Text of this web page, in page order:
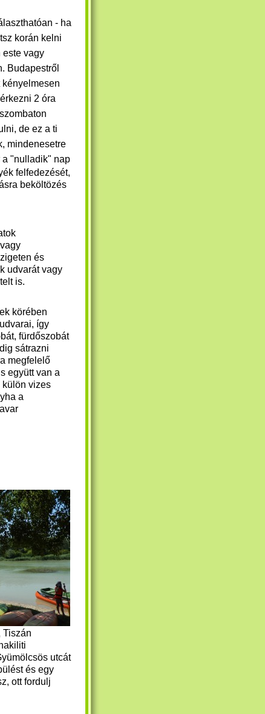
- ha
korán kelni
este vagy
Budapestről
2 óra
de ez a ti
mindenesetre
a "nulladik" nap
felfedezését,
beköltözés
és
udvarát vagy
is.
körében
így
fürdőszobát
sátrazni
megfelelő
együtt van a
külön vizes
a
Tiszán
utcát
és egy
ott fordulj